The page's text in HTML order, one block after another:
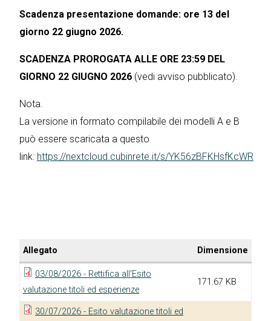
Scadenza presentazione domande: ore 13 del
giorno 22 giugno 2026.
SCADENZA PROROGATA ALLE ORE 23:59 DEL
GIORNO 22 GIUGNO 2026 (vedi avviso pubblicato).
Nota.
La versione in formato compilabile dei modelli A e B
può essere scaricata a questo
link: https://nextcloud.cubinrete.it/s/YK56zBFKHsfKcWR
Allegato Dimensione
03/08/2026 - Rettifica all'Esito
valutazione titoli ed esperienze
171.67 KB
30/07/2026 - Esito valutazione titoli ed